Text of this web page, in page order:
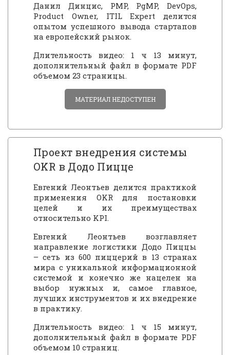
Данил Динцис, PMP, PgMP, DevOps,
Product Owner, ITIL Expert делится
опытом успешного вывода стартапов
на европейский рынок.
Длительность видео: 1 ч 13 минут,
дополнительный файл в формате PDF
объемом 23 страницы.
МАТЕРИАЛ НЕДОСТУПЕН
Проект внедрения системы
OKR в Додо Пицце
Евгений Леонтьев делится практикой
применения OKR для постановки
целей и их преимуществах
относительно KPI.
Евгений Леонтьев возглавляет
направление логистики Додо Пиццы
– сеть из 600 пиццерий в 13 странах
мира с уникальной информационной
системой и конечно же нацелен на
выбор нужных и, самое главное,
лучших инструментов и их внедрение
в практику.
Длительность видео: 1 ч 15 минут,
дополнительный файл в формате PDF
объемом 10 страниц.